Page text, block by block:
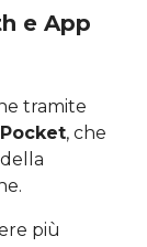
e App
tramite
, che
più